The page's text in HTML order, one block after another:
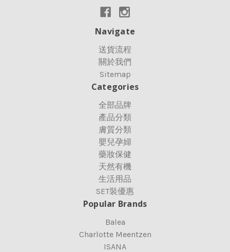
Navigate
送貨流程
關於我們
Sitemap
Categories
全部品牌
產品分類
膚質分類
嬰兒孕婦
藥妝保健
天然有機
生活用品
SET裝優惠
Popular Brands
Balea
Charlotte Meentzen
ISANA